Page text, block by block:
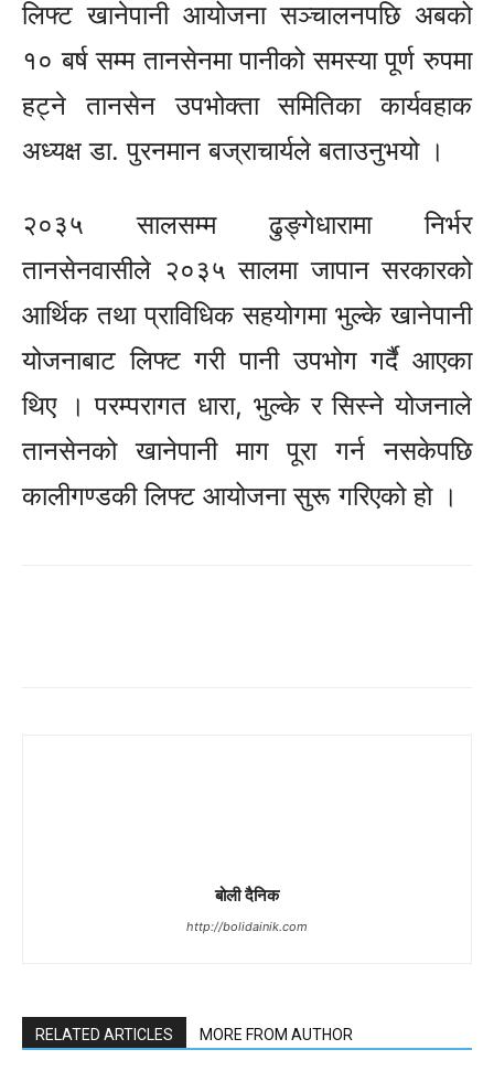
लिफ्ट खानेपानी आयोजना सञ्चालनपछि अबको
१० बर्ष सम्म तानसेनमा पानीको समस्या पूर्ण रुपमा
हट्ने तानसेन उपभोक्ता समितिका कार्यवहाक
अध्यक्ष डा. पुरनमान बज्राचार्यले बताउनुभयो ।
२०३५ सालसम्म ढुङ्गेधारामा निर्भर
तानसेनवासीले २०३५ सालमा जापान सरकारको
आर्थिक तथा प्राविधिक सहयोगमा भुल्के खानेपानी
योजनाबाट लिफ्ट गरी पानी उपभोग गर्दै आएका
थिए । परम्परागत धारा, भुल्के र सिस्ने योजनाले
तानसेनको खानेपानी माग पूरा गर्न नसकेपछि
कालीगण्डकी लिफ्ट आयोजना सुरू गरिएको हो ।
बोली दैनिक
http://bolidainik.com
RELATED ARTICLES MORE FROM AUTHOR